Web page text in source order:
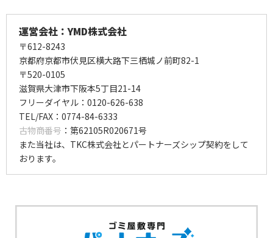
運営会社：YMD株式会社
〒612-8243
京都府京都市伏見区横大路下三栖城ノ前町82-1
〒520-0105
滋賀県大津市下阪本5丁目21-14
フリーダイヤル：0120-626-638
TEL/FAX：0774-84-6333
古物商番号 ：第62105R020671号
また当社は、TKC株式会社とパートナーズシップ契約をして
おります。